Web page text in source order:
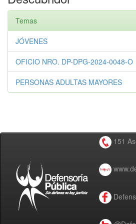
Temas
JÓVENES
OFICIO NRO. DP-DPG-2024-0048-O
PERSONAS ADULTAS MAYORES
151